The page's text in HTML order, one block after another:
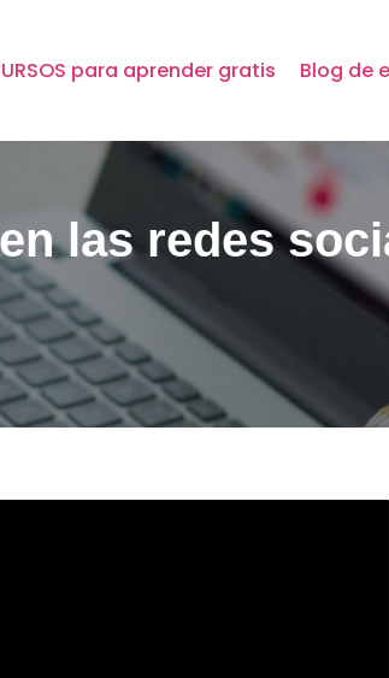
para aprender gratis Blog de
las redes